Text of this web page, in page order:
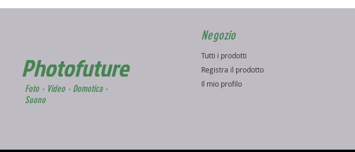
Photofuture
Foto - Video - Domotica -
Suono
Negozio
Tutti i prodotti
Registra il prodotto
Il mio profilo